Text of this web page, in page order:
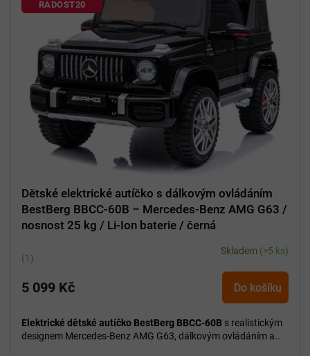
RADOST20
Dětské elektrické autíčko s dálkovým ovládáním
BestBerg BBCC-60B – Mercedes-Benz AMG G63 /
nosnost 25 kg / Li-Ion baterie / černá
Průměrné
produktu
5,0
z
Skladem (>5 ks)
5 099 Kč Do košíku
Elektrické dětské autíčko BestBerg BBCC-60B s realistickým
designem Mercedes-Benz AMG G63, dálkovým ovládáním a